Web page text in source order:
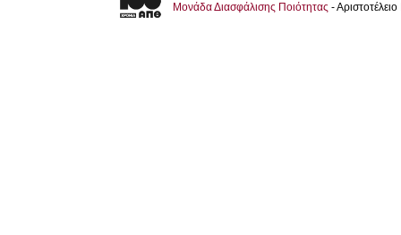
Μονάδα Διασφάλισης Ποιότητας -